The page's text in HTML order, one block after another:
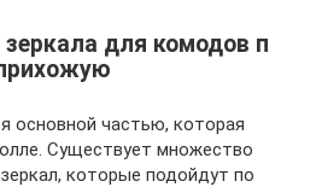
для комодов п
основной частью, которая
Существует множество
которые подойдут по